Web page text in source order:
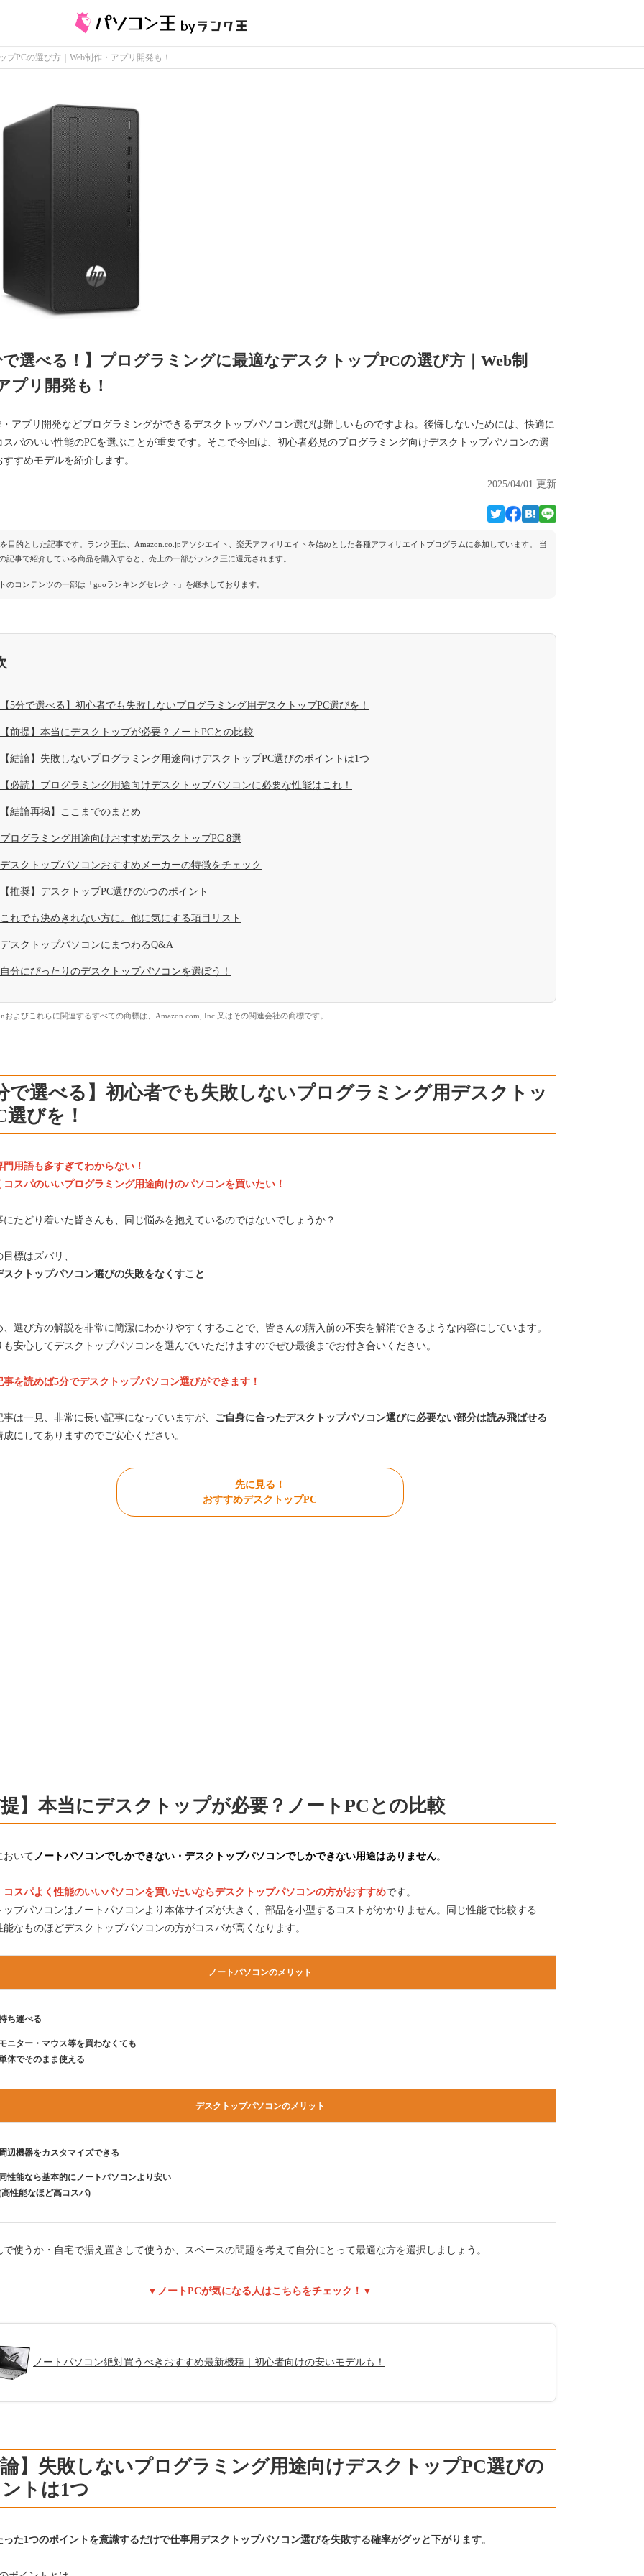
PCの選び方｜Web制作・アプリ開発も！
で選べる！】プログラミングに最適なデスクトップPCの選び方｜Web制
プリ開発も！
・アプリ開発などプログラミングができるデスクトップパソコン選びは難しいものですよね。後悔しないためには、快適に
スパのいい性能のPCを選ぶことが重要です。そこで今回は、初心者必見のプログラミング向けデスクトップパソコンの選
すめモデルを紹介します。
2025/04/01 更新
目的とした記事です。ランク王は、Amazon.co.jpアソシエイト、楽天アフィリエイトを始めとした各種アフィリエイトプログラムに参加しています。 当
記事で紹介している商品を購入すると、売上の一部がランク王に還元されます。
のコンテンツの一部は「gooランキングセレクト」を継承しております。
【5分で選べる】初心者でも失敗しないプログラミング用デスクトップPC選びを！
【前提】本当にデスクトップが必要？ノートPCとの比較
【結論】失敗しないプログラミング用途向けデスクトップPC選びのポイントは1つ
【必読】プログラミング用途向けデスクトップパソコンに必要な性能はこれ！
【結論再掲】ここまでのまとめ
プログラミング用途向けおすすめデスクトップPC 8選
デスクトップパソコンおすすめメーカーの特徴をチェック
【推奨】デスクトップPC選びの6つのポイント
これでも決めきれない方に。他に気にする項目リスト
デスクトップパソコンにまつわるQ&A
自分にぴったりのデスクトップパソコンを選ぼう！
およびこれらに関連するすべての商標は、Amazon.com, Inc.又はその関連会社の商標です。
で選べる】初心者でも失敗しないプログラミング用デスクトッ
選びを！
門用語も多すぎてわからない！
コスパのいいプログラミング用途向けのパソコンを買いたい！
にたどり着いた皆さんも、同じ悩みを抱えているのではないでしょうか？
標はズバリ、
スクトップパソコン選びの失敗をなくすこと
、選び方の解説を非常に簡潔にわかりやすくすることで、皆さんの購入前の不安を解消できるような内容にしています。
も安心してデスクトップパソコンを選んでいただけますのでぜひ最後までお付き合いください。
を読めば5分でデスクトップパソコン選びができます！
は一見、非常に長い記事になっていますが、 ご自身に合ったデスクトップパソコン選びに必要ない部分は読み飛ばせる
成にしてありますのでご安心ください。
先に見る！
おすすめデスクトップPC
】本当にデスクトップが必要？ノートPCとの比較
おいて ノートパソコンでしかできない・デスクトップパソコンでしかできない用途はありません。
コスパよく性能のいいパソコンを買いたいならデスクトップパソコンの方がおすすめです。
ップパソコンはノートパソコンより本体サイズが大きく、部品を小型するコストがかかりません。同じ性能で比較する
能なものほどデスクトップパソコンの方がコスパが高くなります。
ノートパソコンのメリット
ち運べる
ニター・マウス等を買わなくても
体でそのまま使える
デスクトップパソコンのメリット
辺機器をカスタマイズできる
性能なら基本的にノートパソコンより安い
高性能なほど高コスパ)
で使うか・自宅で据え置きして使うか、スペースの問題を考えて自分にとって最適な方を選択しましょう。
▼ノートPCが気になる人はこちらをチェック！▼
ノートパソコン絶対買うべきおすすめ最新機種｜初心者向けの安いモデルも！
】失敗しないプログラミング用途向けデスクトップPC選びの
トは1つ
った1つのポイントを意識するだけで仕事用デスクトップパソコン選びを失敗する確率がグッと下がります。